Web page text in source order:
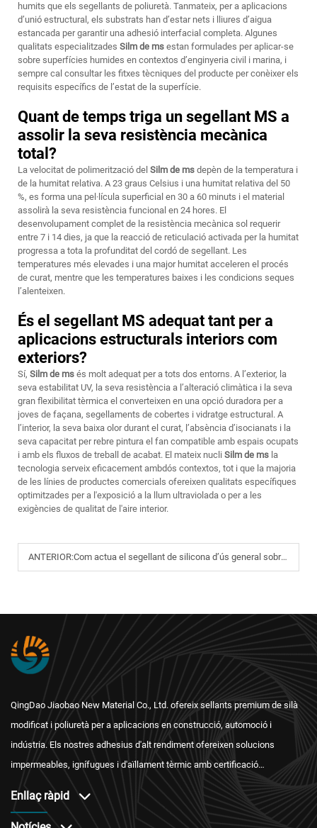
humits que els segellants de poliuretà. Tanmateix, per a aplicacions
d’unió estructural, els substrats han d’estar nets i lliures d’aigua
estancada per garantir una adhesió interfacial completa. Algunes
qualitats especialitzades Silm de ms estan formulades per aplicar-se
sobre superfícies humides en contextos d’enginyeria civil i marina, i
sempre cal consultar les fitxes tècniques del producte per conèixer els
requisits específics de l’estat de la superfície.
Quant de temps triga un segellant MS a
assolir la seva resistència mecànica
total?
La velocitat de polimerització del Silm de ms depèn de la temperatura i
de la humitat relativa. A 23 graus Celsius i una humitat relativa del 50
%, es forma una pel·lícula superficial en 30 a 60 minuts i el material
assolirà la seva resistència funcional en 24 hores. El
desenvolupament complet de la resistència mecànica sol requerir
entre 7 i 14 dies, ja que la reacció de reticulació activada per la humitat
progressa a tota la profunditat del cordó de segellant. Les
temperatures més elevades i una major humitat acceleren el procés
de curat, mentre que les temperatures baixes i les condicions seques
l’alenteixen.
És el segellant MS adequat tant per a
aplicacions estructurals interiors com
exteriors?
Sí, Silm de ms és molt adequat per a tots dos entorns. A l’exterior, la
seva estabilitat UV, la seva resistència a l’alteració climàtica i la seva
gran flexibilitat tèrmica el converteixen en una opció duradora per a
joves de façana, segellaments de cobertes i vidratge estructural. A
l’interior, la seva baixa olor durant el curat, l’absència d’isocianats i la
seva capacitat per rebre pintura el fan compatible amb espais ocupats
i amb els fluxos de treball de acabat. El mateix nucli Silm de ms la
tecnologia serveix eficacement ambdós contextos, tot i que la majoria
de les línies de productes comercials ofereixen qualitats específiques
optimitzades per a l'exposició a la llum ultraviolada o per a les
exigències de qualitat de l'aire interior.
ANTERIOR:Com actua el segellant de silicona d’ús general sobre diversos sustrats?
QingDao Jiaobao New Material Co., Ltd. ofereix sellants premium de silà
modificat i poliuretà per a aplicacions en construcció, automoció i
indústria. Els nostres adhesius d'alt rendiment ofereixen solucions
impermeables, ignífugues i d'aïllament tèrmic amb certificació
Enllaç ràpid